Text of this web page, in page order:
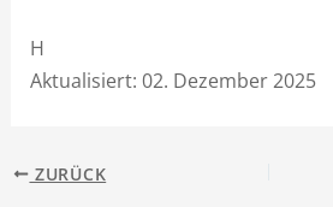
H
Aktualisiert: 02. Dezember 2025
ZURÜCK